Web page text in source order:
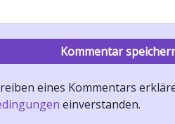
eines Kommentars
einverstanden.